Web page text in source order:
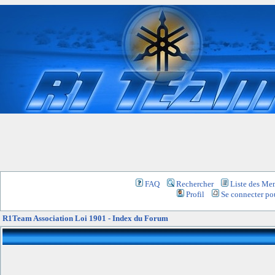
FAQ Rechercher
Liste des
Profil
Se connecter
R1Team Association Loi 1901 - Index du Forum